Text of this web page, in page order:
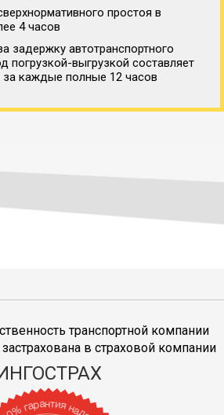
простоя в
4 часов
задержку автотранспортного
погрузкой-выгрузкой составляет
за каждые полные 12 часов
транспортной компании
в страховой компании